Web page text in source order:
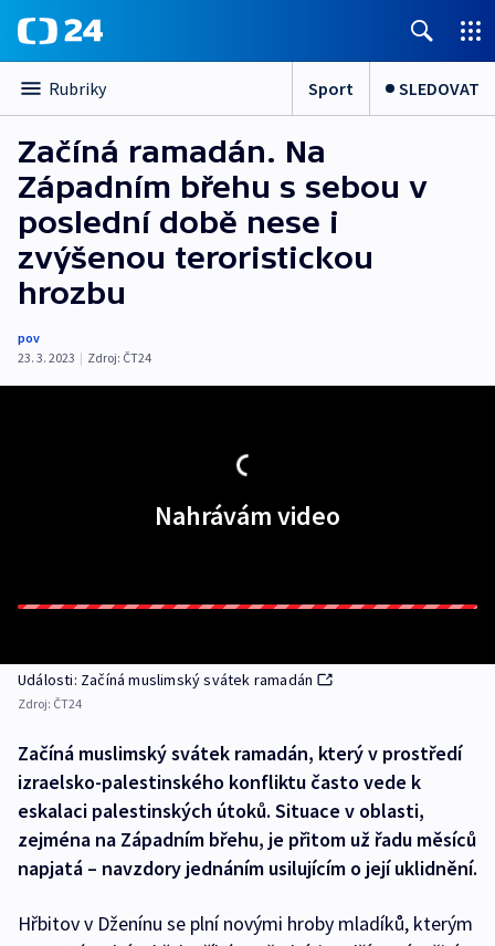
Rubriky Sport SLEDOVAT
Začíná ramadán. Na
Západním břehu s sebou v
poslední době nese i
zvýšenou teroristickou
hrozbu
pov
23. 3. 2023 | Zdroj: ČT24
Nahrávám video
Události: Začíná muslimský svátek ramadán
Zdroj: ČT24
Začíná muslimský svátek ramadán, který v prostředí
izraelsko-palestinského konfliktu často vede k
eskalaci palestinských útoků. Situace v oblasti,
zejména na Západním břehu, je přitom už řadu měsíců
napjatá – navzdory jednáním usilujícím o její uklidnění.
Hřbitov v Dženínu se plní novými hroby mladíků, kterým